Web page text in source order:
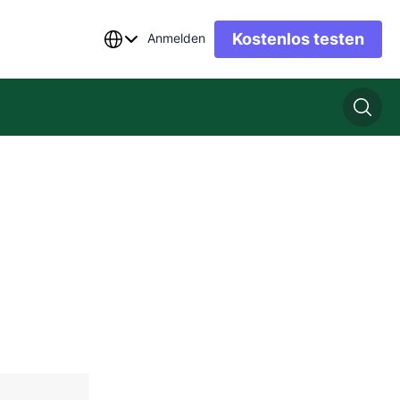
Anmelden Kostenlos testen